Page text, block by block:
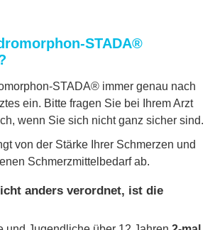
STADA®
STADA® immer genau nach
ein. Bitte fragen Sie bei Ihrem Arzt
wenn Sie sich nicht ganz sicher sind.
von der Stärke Ihrer Schmerzen und
Schmerzmittelbedarf ab.
anders verordnet, ist die